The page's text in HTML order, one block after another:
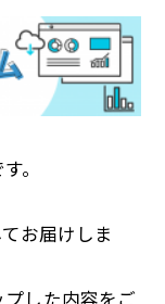
。
お届けしま
した内容をご